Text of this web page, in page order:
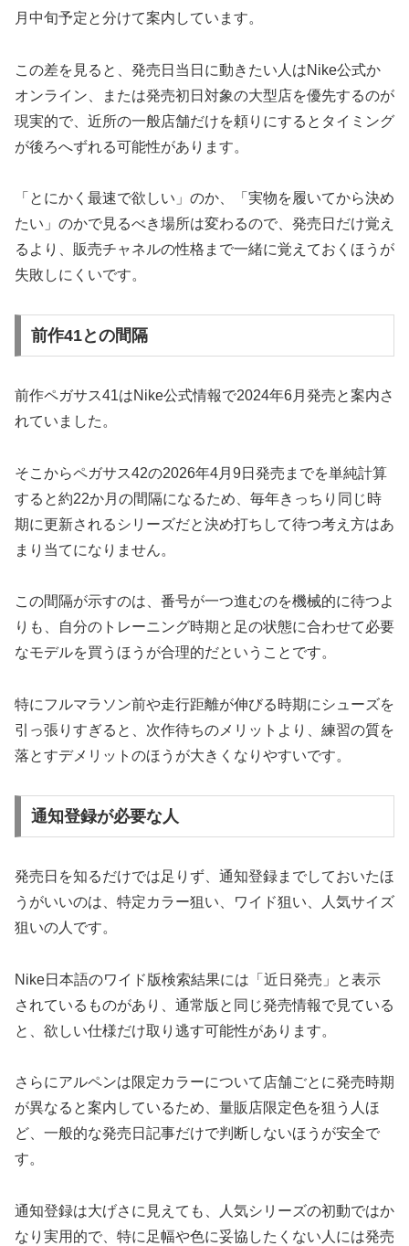
月中旬予定と分けて案内しています。
この差を見ると、発売日当日に動きたい人はNike公式か
オンライン、または発売初日対象の大型店を優先するのが
現実的で、近所の一般店舗だけを頼りにするとタイミング
が後ろへずれる可能性があります。
「とにかく最速で欲しい」のか、「実物を履いてから決め
たい」のかで見るべき場所は変わるので、発売日だけ覚え
るより、販売チャネルの性格まで一緒に覚えておくほうが
失敗しにくいです。
前作41との間隔
前作ペガサス41はNike公式情報で2024年6月発売と案内さ
れていました。
そこからペガサス42の2026年4月9日発売までを単純計算
すると約22か月の間隔になるため、毎年きっちり同じ時
期に更新されるシリーズだと決め打ちして待つ考え方はあ
まり当てになりません。
この間隔が示すのは、番号が一つ進むのを機械的に待つよ
りも、自分のトレーニング時期と足の状態に合わせて必要
なモデルを買うほうが合理的だということです。
特にフルマラソン前や走行距離が伸びる時期にシューズを
引っ張りすぎると、次作待ちのメリットより、練習の質を
落とすデメリットのほうが大きくなりやすいです。
通知登録が必要な人
発売日を知るだけでは足りず、通知登録までしておいたほ
うがいいのは、特定カラー狙い、ワイド狙い、人気サイズ
狙いの人です。
Nike日本語のワイド版検索結果には「近日発売」と表示
されているものがあり、通常版と同じ発売情報で見ている
と、欲しい仕様だけ取り逃す可能性があります。
さらにアルペンは限定カラーについて店舗ごとに発売時期
が異なると案内しているため、量販店限定色を狙う人ほ
ど、一般的な発売日記事だけで判断しないほうが安全で
す。
通知登録は大げさに見えても、人気シリーズの初動ではか
なり実用的で、特に足幅や色に妥協したくない人には発売